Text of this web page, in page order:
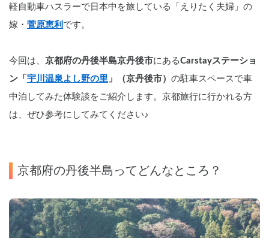
軽自動車ハスラーで日本中を旅している「えりたく夫婦」の
嫁・ 菅原恵利 です。
今回は、 京都府の丹後半島京丹後市にあるCarstayステーショ
ン「 宇川温泉よし野の里 」（京丹後市） の駐車スペースで車
中泊してみた体験談をご紹介します。京都旅行に行かれる方
は、ぜひ参考にしてみてください♪
京都府の丹後半島ってどんなところ？